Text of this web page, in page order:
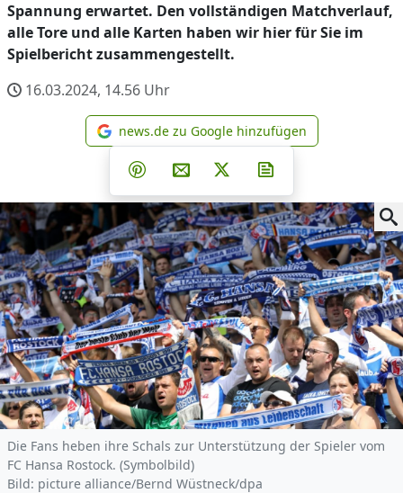
Spannung erwartet. Den vollständigen Matchverlauf,
alle Tore und alle Karten haben wir hier für Sie im
Spielbericht zusammengestellt.
16.03.2024, 14.56 Uhr
news.de zu Google
news.de zu Google hinzufügen
Teilen auf Facebook
Teilen auf Whatsapp
Teilen auf Telegram
Teilen auf Pinterest
Per E-Mail teilen
Post auf X
Die Fans heben ihre Schals zur Unterstützung der Spieler vom
FC Hansa Rostock. (Symbolbild)
Bild: picture alliance/Bernd Wüstneck/dpa